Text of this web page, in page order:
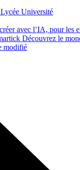
Lycée Université
avec l’IA, pour les
Découvrez le
modifié